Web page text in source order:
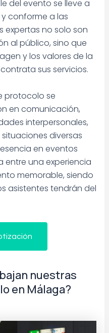
del evento se lleve a
conforme a las
expertas no solo son
al público, sino que
y los valores de la
sus servicios.
protocolo se
en comunicación,
interpersonales,
diversas
en eventos
entre una experiencia
memorable, siendo
asistentes tendrán del
nuestras
en Málaga?